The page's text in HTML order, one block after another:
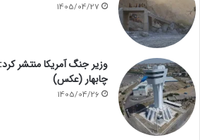
1405/04/27
وزیر جنگ آمریکا منتشر
چابهار (عکس)
1405/04/26